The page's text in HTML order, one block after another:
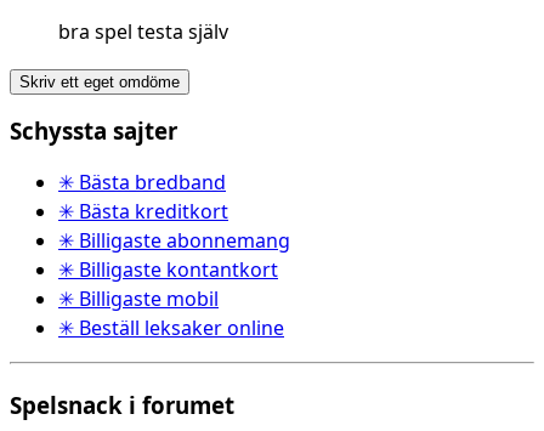
bra spel testa själv
Skriv ett eget omdöme
Schyssta sajter
✳ Bästa bredband
✳ Bästa kreditkort
✳ Billigaste abonnemang
✳ Billigaste kontantkort
✳ Billigaste mobil
✳ Beställ leksaker online
Spelsnack i forumet